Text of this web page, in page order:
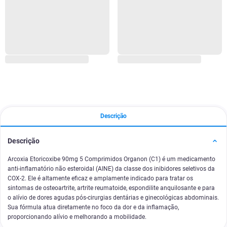
Descrição
Descrição
Arcoxia Etoricoxibe 90mg 5 Comprimidos Organon (C1) é um medicamento
anti-inflamatório não esteroidal (AINE) da classe dos inibidores seletivos da
COX-2. Ele é altamente eficaz e amplamente indicado para tratar os
sintomas de osteoartrite, artrite reumatoide, espondilite anquilosante e para
o alívio de dores agudas pós-cirurgias dentárias e ginecológicas abdominais.
Sua fórmula atua diretamente no foco da dor e da inflamação,
proporcionando alívio e melhorando a mobilidade.